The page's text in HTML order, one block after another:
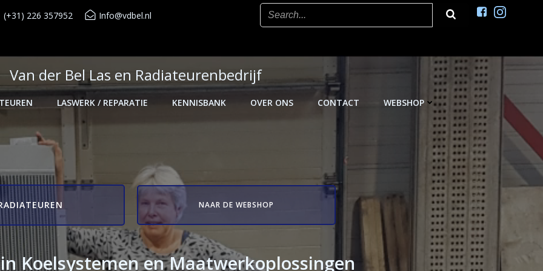
(+31) 226 357952 Info@vdbel.nl
Van der Bel Las en Radiateurenbedrijf
LASWERK / REPARATIE KENNISBANK OVER ONS CONTACT WEBSHOP
NAAR DE WEBSHOP
Koelsystemen en Maatwerkoplossingen